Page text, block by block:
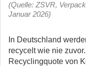
(Quelle: ZSVR,
Januar 2026)
In Deutschland
recycelt wie nie
Recyclingquote von